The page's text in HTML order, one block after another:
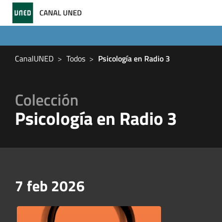
CanalUNED Todos Psicología en Radio 3
Colección
Psicología en Radio 3
7 feb 2026